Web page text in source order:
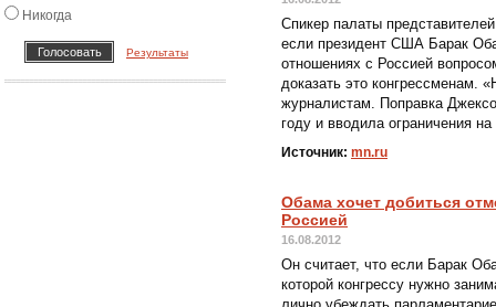
Никогда
Результаты
Спикер палаты
если президент США Барак
отношениях с Россией
доказать это конгрессменам.
журналистам. Поправка
году и вводила ограничения
Источник: mn.ru
Обама хочет добиться
Россией
16.08.2012
Он считает, что если Барак
которой конгрессу нужно